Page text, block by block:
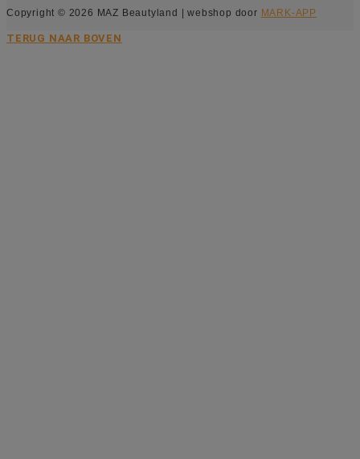
Copyright © 2026 MAZ Beautyland | webshop door MARK-APP
TERUG NAAR BOVEN